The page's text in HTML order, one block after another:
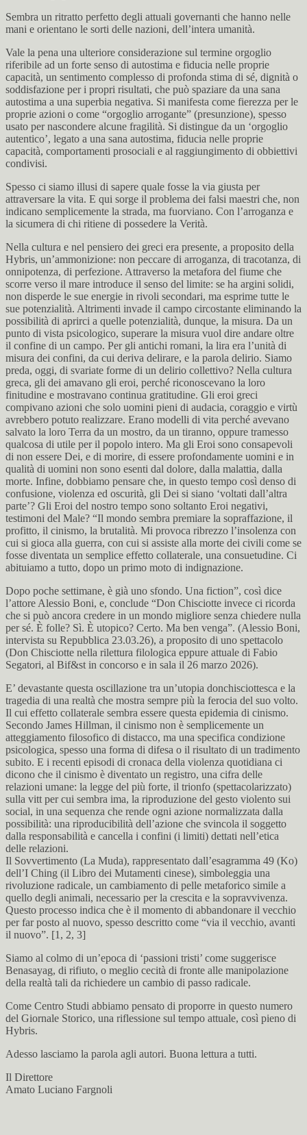
Sembra un ritratto perfetto degli attuali governanti che hanno nelle
mani e orientano le sorti delle nazioni, dell’intera umanità.
Vale la pena una ulteriore considerazione sul termine orgoglio
riferibile ad un forte senso di autostima e fiducia nelle proprie
capacità, un sentimento complesso di profonda stima di sé, dignità o
soddisfazione per i propri risultati, che può spaziare da una sana
autostima a una superbia negativa. Si manifesta come fierezza per le
proprie azioni o come “orgoglio arrogante” (presunzione), spesso
usato per nascondere alcune fragilità. Si distingue da un ‘orgoglio
autentico’, legato a una sana autostima, fiducia nelle proprie
capacità, comportamenti prosociali e al raggiungimento di obbiettivi
condivisi.
Spesso ci siamo illusi di sapere quale fosse la via giusta per
attraversare la vita. E qui sorge il problema dei falsi maestri che, non
indicano semplicemente la strada, ma fuorviano. Con l’arroganza e
la sicumera di chi ritiene di possedere la Verità.
Nella cultura e nel pensiero dei greci era presente, a proposito della
Hybris, un’ammonizione: non peccare di arroganza, di tracotanza, di
onnipotenza, di perfezione. Attraverso la metafora del fiume che
scorre verso il mare introduce il senso del limite: se ha argini solidi,
non disperde le sue energie in rivoli secondari, ma esprime tutte le
sue potenzialità. Altrimenti invade il campo circostante eliminando la
possibilità di aprirci a quelle potenzialità, dunque, la misura. Da un
punto di vista psicologico, superare la misura vuol dire andare oltre
il confine di un campo. Per gli antichi romani, la lira era l’unità di
misura dei confini, da cui deriva delirare, e la parola delirio. Siamo
preda, oggi, di svariate forme di un delirio collettivo? Nella cultura
greca, gli dei amavano gli eroi, perché riconoscevano la loro
finitudine e mostravano continua gratitudine. Gli eroi greci
compivano azioni che solo uomini pieni di audacia, coraggio e virtù
avrebbero potuto realizzare. Erano modelli di vita perché avevano
salvato la loro Terra da un mostro, da un tiranno, oppure tramesso
qualcosa di utile per il popolo intero. Ma gli Eroi sono consapevoli
di non essere Dei, e di morire, di essere profondamente uomini e in
qualità di uomini non sono esenti dal dolore, dalla malattia, dalla
morte. Infine, dobbiamo pensare che, in questo tempo così denso di
confusione, violenza ed oscurità, gli Dei si siano ‘voltati dall’altra
parte’? Gli Eroi del nostro tempo sono soltanto Eroi negativi,
testimoni del Male? “Il mondo sembra premiare la sopraffazione, il
profitto, il cinismo, la brutalità. Mi provoca ribrezzo l’insolenza con
cui si gioca alla guerra, con cui si assiste alla morte dei civili come se
fosse diventata un semplice effetto collaterale, una consuetudine. Ci
abituiamo a tutto, dopo un primo moto di indignazione.
Dopo poche settimane, è già uno sfondo. Una fiction”, così dice
l’attore Alessio Boni, e, conclude “Don Chisciotte invece ci ricorda
che si può ancora credere in un mondo migliore senza chiedere nulla
per sé. È folle? Sì. È utopico? Certo. Ma ben venga”. (Alessio Boni,
intervista su Repubblica 23.03.26), a proposito di uno spettacolo
(Don Chisciotte nella rilettura filologica eppure attuale di Fabio
Segatori, al Bif&st in concorso e in sala il 26 marzo 2026).
E’ devastante questa oscillazione tra un’utopia donchisciottesca e la
tragedia di una realtà che mostra sempre più la ferocia del suo volto.
Il cui effetto collaterale sembra essere questa epidemia di cinismo.
Secondo James Hillman, il cinismo non è semplicemente un
atteggiamento filosofico di distacco, ma una specifica condizione
psicologica, spesso una forma di difesa o il risultato di un tradimento
subito. E i recenti episodi di cronaca della violenza quotidiana ci
dicono che il cinismo è diventato un registro, una cifra delle
relazioni umane: la legge del più forte, il trionfo (spettacolarizzato)
sulla vitt per cui sembra ima, la riproduzione del gesto violento sui
social, in una sequenza che rende ogni azione normalizzata dalla
possibilità: una riproducibilità dell’azione che svincola il soggetto
dalla responsabilità e cancella i confini (i limiti) dettati nell’etica
delle relazioni.
Il Sovvertimento (La Muda), rappresentato dall’esagramma 49 (Ko)
dell’I Ching (il Libro dei Mutamenti cinese), simboleggia una
rivoluzione radicale, un cambiamento di pelle metaforico simile a
quello degli animali, necessario per la crescita e la sopravvivenza.
Questo processo indica che è il momento di abbandonare il vecchio
per far posto al nuovo, spesso descritto come “via il vecchio, avanti
il nuovo”. [1, 2, 3]
Siamo al colmo di un’epoca di ‘passioni tristi’ come suggerisce
Benasayag, di rifiuto, o meglio cecità di fronte alle manipolazione
della realtà tali da richiedere un cambio di passo radicale.
Come Centro Studi abbiamo pensato di proporre in questo numero
del Giornale Storico, una riflessione sul tempo attuale, così pieno di
Hybris.
Adesso lasciamo la parola agli autori. Buona lettura a tutti.
Il Direttore
Amato Luciano Fargnoli